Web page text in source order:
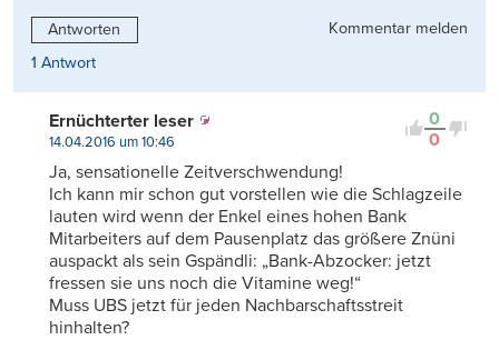
Antworten
Kommentar melden
1 Antwort
0
0
Ernüchterter leser
14.04.2016 um 10:46
Ja, sensationelle Zeitverschwendung!
Ich kann mir schon gut vorstellen wie die Schlagzeile
lauten wird wenn der Enkel eines hohen Bank
Mitarbeiters auf dem Pausenplatz das größere Znüni
auspackt als sein Gspändli: „Bank-Abzocker: jetzt
fressen sie uns noch die Vitamine weg!“
Muss UBS jetzt für jeden Nachbarschaftsstreit
hinhalten?